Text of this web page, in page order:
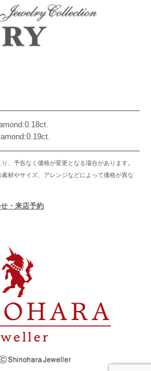
、予告なく価格が変更となる場合があります。
材やサイズ、アレンジなどによって価格が異な
・来店予約